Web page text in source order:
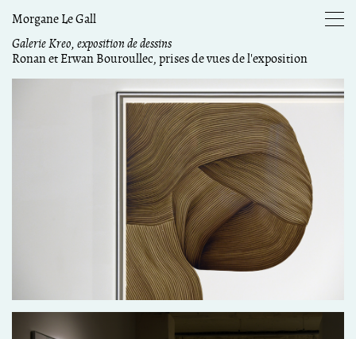
Morgane Le Gall
Galerie Kreo, exposition de dessins
Ronan et Erwan Bouroullec, prises de vues de l'exposition